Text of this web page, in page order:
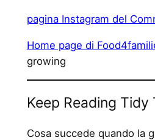
pagina Instagram del
Home page di
growing
Keep Reading Tidy
Cosa succede quando la